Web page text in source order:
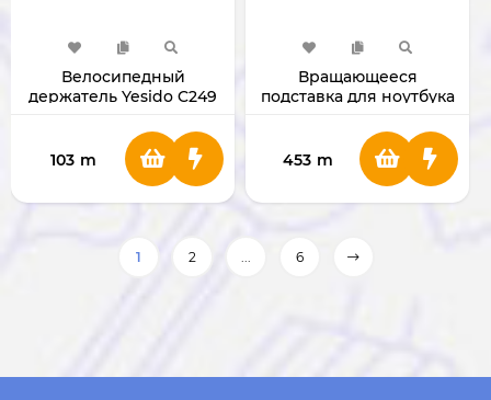
Велосипедный
держатель Yesido C249
103 m
Вращающееся
подставка для ноутбука
453 m
1 2 ... 6